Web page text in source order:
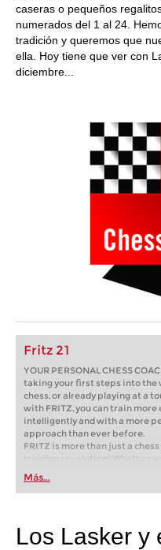
caseras o pequeños
numerados del 1 al 24.
tradición y queremos que
ella. Hoy tiene que ver con
diciembre...
Fritz 21
YOUR PERSONAL CHESS
taking your first steps into the
chess, or already playing at a
with FRITZ, you can train
intelligently and with a more
approach than ever before.
FRITZ is more than just a chess
training revolution! Whether
first steps into the world of club
playing at a tournament level:
train more efficiently,
Más...
Los Lasker y